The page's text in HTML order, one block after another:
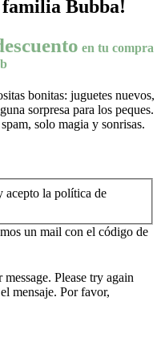
familia Bubba!
en tu compra
bonitas: juguetes nuevos,
sorpresa para los peques.
solo magia y sonrisas.
acepto la política de
un mail con el código de
Please try again
mensaje. Por favor,